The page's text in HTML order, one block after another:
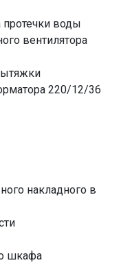
протечки воды
вентилятора
220/12/36
накладного в
шкафа